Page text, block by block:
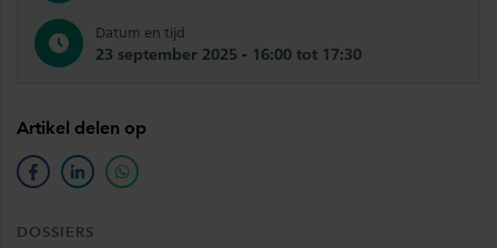
Datum en tijd
23 september 2025 - 16:00 tot 17:30
Artikel delen op
facebooklinkedinwhatsapp
DOSSIERS